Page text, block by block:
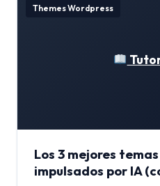
Themes Wordpress
Los 3 mejores
impulsados ​​por IA